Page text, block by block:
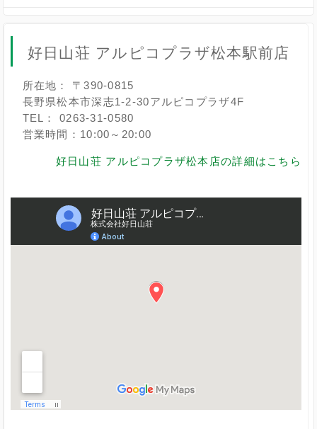
好日山荘 アルピコプラザ松本駅前店
所在地： 〒390-0815
長野県松本市深志1-2-30アルピコプラザ4F
TEL： 0263-31-0580
営業時間：10:00～20:00
好日山荘 アルピコプラザ松本店の詳細はこちら